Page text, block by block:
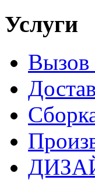
Услуги
Вызов